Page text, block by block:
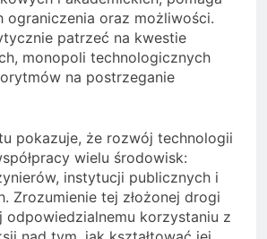
ograniczenia oraz możliwości.
patrzeć na kwestie
monopoli technologicznych
na postrzeganie
pokazuje, że rozwój technologii
wielu środowisk:
instytucji publicznych i
Zrozumienie tej złożonej drogi
odpowiedzialnemu korzystaniu z